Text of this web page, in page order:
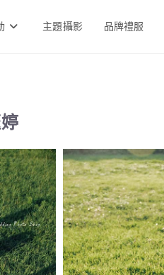
主題攝影 品牌禮服